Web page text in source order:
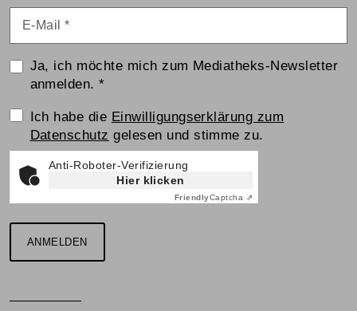
Ja, ich möchte mich zum Mediatheks-Newsletter
anmelden.*
Einwilligungserklärung
Ich habe die Einwilligungserklärung zum
Datenschutz gelesen und stimme zu.
Anti-Roboter-Verifizierung
Hier klicken
FriendlyCaptcha ⇗
ANMELDEN